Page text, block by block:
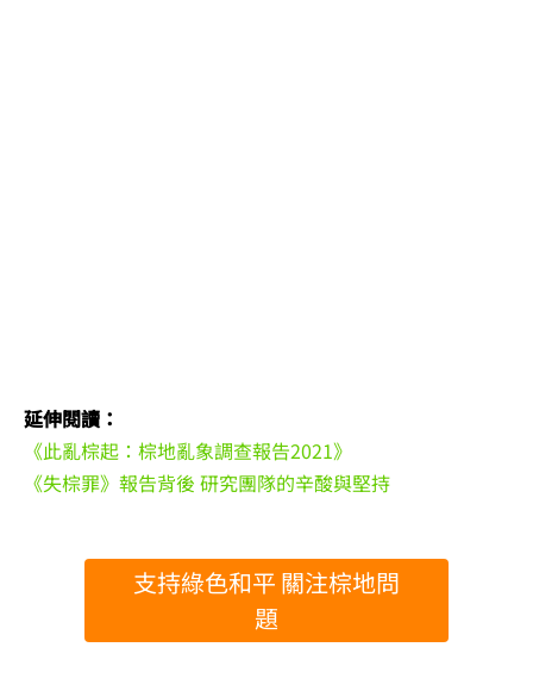
延伸閱讀：
《此亂棕起：棕地亂象調查報告2021》
《失棕罪》報告背後 研究團隊的辛酸與堅持
支持綠色和平 關注棕地問
題